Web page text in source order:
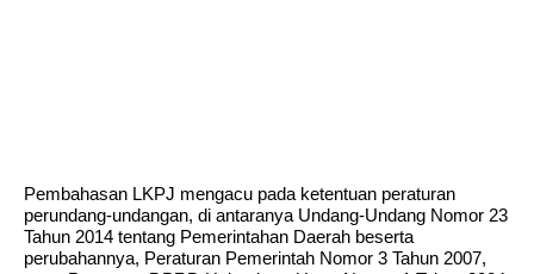
Pembahasan LKPJ mengacu pada ketentuan peraturan
perundang-undangan, di antaranya Undang-Undang Nomor 23
Tahun 2014 tentang Pemerintahan Daerah beserta
perubahannya, Peraturan Pemerintah Nomor 3 Tahun 2007,